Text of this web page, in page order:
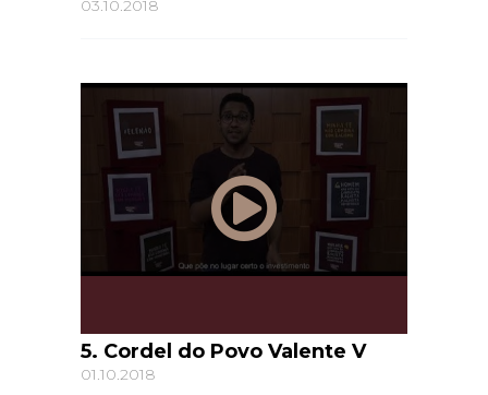
03.10.2018
5. Cordel do Povo Valente V
01.10.2018